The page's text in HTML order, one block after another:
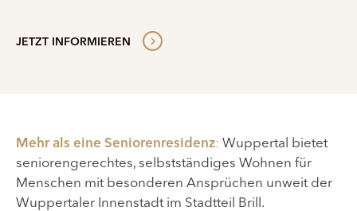
JETZT INFORMIEREN
Mehr als eine Seniorenresidenz: Wuppertal bietet
seniorengerechtes, selbstständiges Wohnen für
Menschen mit besonderen Ansprüchen unweit der
Wuppertaler Innenstadt im Stadtteil Brill.